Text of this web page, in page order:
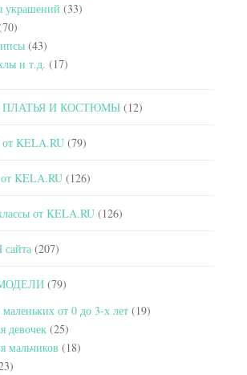
украшений (33)
(43)
и т.д. (17)
ПЛАТЬЯ И КОСТЮМЫ (12)
KELA.RU (79)
от KELA.RU (126)
от KELA.RU (126)
(207)
(79)
от 0 до 3-х лет (19)
девочек (25)
мальчиков (18)